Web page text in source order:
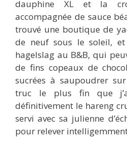
dauphine XL et la
accompagnée de sauce
trouvé une boutique de
de neuf sous le soleil,
hagelslag au B&B, qui
de fins copeaux de
sucrées à saupoudrer
truc le plus fin que
définitivement le hareng
servi avec sa julienne
pour relever